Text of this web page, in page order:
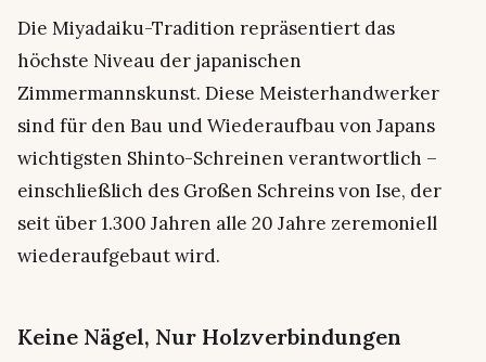
Die Miyadaiku-Tradition repräsentiert das
höchste Niveau der japanischen
Zimmermannskunst. Diese Meisterhandwerker
sind für den Bau und Wiederaufbau von Japans
wichtigsten Shinto-Schreinen verantwortlich –
einschließlich des Großen Schreins von Ise, der
seit über 1.300 Jahren alle 20 Jahre zeremoniell
wiederaufgebaut wird.
Keine Nägel, Nur Holzverbindungen